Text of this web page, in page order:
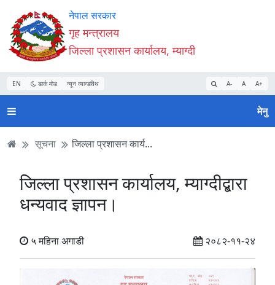
Accessibility
Mode
सुरु
गर्नुहोस्
सामाग्री
पढ्नुहाेस्
नेभिगेसन
पढ्नुहाेस्
वेबसाइट
खोजमा
जानुहोस्
नेपाल सरकार
गृह मन्त्रालय
जिल्ला प्रशासन कार्यालय, म्याग्दी
EN डार्क मोड न्यून व्यान्डविथ A- A A+
मेनु
सूचना जिल्ला प्रशासन कार्य...
जिल्ला प्रशासन कार्यालय, म्याग्दीद्बारा
धन्यवाद ज्ञापन।
५ महिना अगाडी २०८२-११-२४